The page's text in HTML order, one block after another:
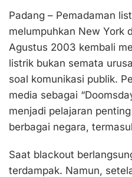
Padang – Pemadaman
melumpuhkan New York
Agustus 2003 kembali
listrik bukan semata
soal komunikasi publik.
media sebagai
menjadi pelajaran
berbagai negara,
Saat blackout
terdampak. Namun,